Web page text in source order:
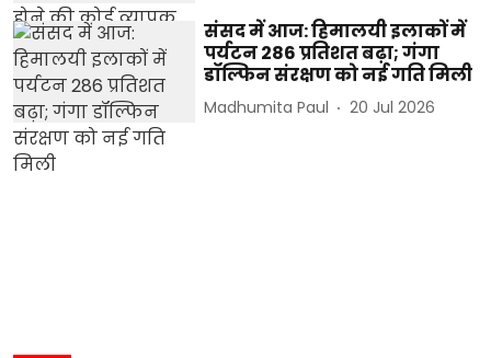
संसद में आज: हिमालयी इलाकों में
पर्यटन 286 प्रतिशत बढ़ा; गंगा
डॉल्फिन संरक्षण को नई गति मिली
Madhumita Paul 20 Jul 2026